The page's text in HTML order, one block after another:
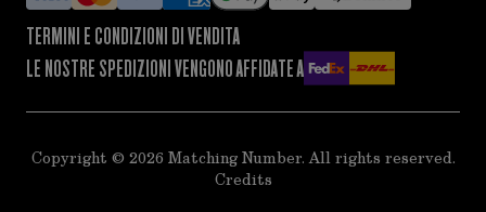
TERMINI E CONDIZIONI DI VENDITA
LE NOSTRE SPEDIZIONI VENGONO AFFIDATE A
Copyright © 2026 Matching Number. All rights reserved.
Credits